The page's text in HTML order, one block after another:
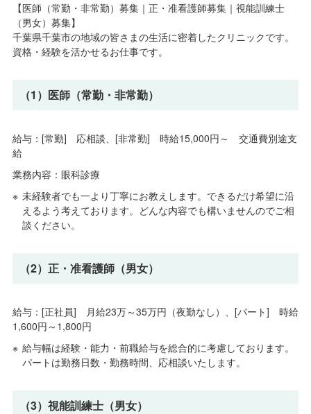
【医師（常勤・非常勤）募集｜正・准看護師募集｜視能訓練士
（男女）募集】
千葉県千葉市の地域の皆さまの生活に密着したクリニックです。
資格・経験を活かせるお仕事です。
（1）医師（常勤・非常勤）
給与：[常勤] 応相談、[非常勤] 時給15,000円～ 交通費別途支
給
業務内容：眼科診療
未経験者でも一より丁寧にお教えします。できるだけ希望に沿
えるよう考えております。どんな内容でも構いませんのでご相
談ください。
（2）正・准看護師（男女）
給与：[正社員] 月給23万～35万円（夜勤なし）、[パート] 時給
1,600円～1,800円
給与幅は経験・能力・前職給与を総合的に考慮しております。
パートは勤務日数・勤務時間、応相談いたします。
（3）視能訓練士（男女）